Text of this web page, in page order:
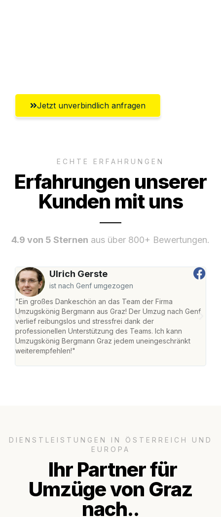
Jetzt unverbindlich anfragen
ECHTE ERFAHRUNGEN
Erfahrungen unserer
Kunden mit uns
4.9 von 5 Sternen aus über 800+ Bewertungen.
Ulrich Gerste
ist nach Genf umgezogen
"Ein großes Dankeschön an das Team der Firma
Umzugskönig Bergmann aus Graz! Der Umzug nach Genf
verlief reibungslos und stressfrei dank der
professionellen Unterstützung des Teams. Ich kann
Umzugskönig Bergmann Graz jedem uneingeschränkt
weiterempfehlen!"
DIENSTLEISTUNGEN IN ÖSTERREICH UND
EUROPA
Ihr Partner für
Umzüge von Graz
nach..